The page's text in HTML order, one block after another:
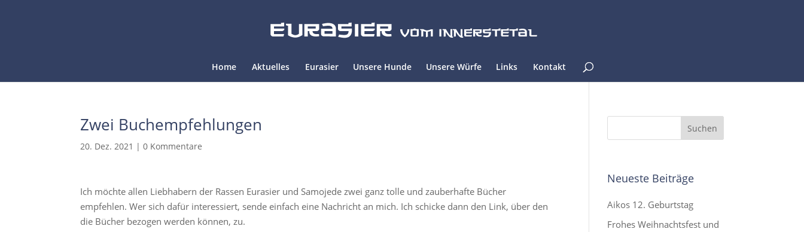
Home Aktuelles Eurasier Unsere Hunde Unsere Würfe Links Kontakt
Zwei Buchempfehlungen
20. Dez. 2021 |0 Kommentare
Ich möchte allen Liebhabern der Rassen Eurasier und Samojede zwei ganz tolle und zauberhafte Bücher
empfehlen. Wer sich dafür interessiert, sende einfach eine Nachricht an mich. Ich schicke dann den Link, über den
die Bücher bezogen werden können, zu.
Neueste Beiträge
Aikos 12. Geburtstag
Frohes Weihnachtsfest und